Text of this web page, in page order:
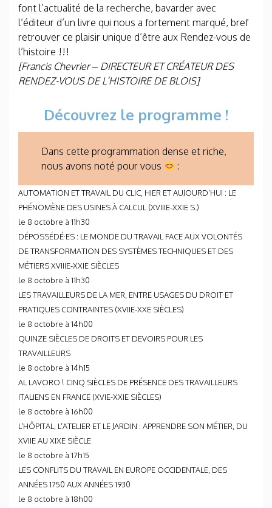
font l’actualité de la recherche, bavarder avec
l’éditeur d’un livre qui nous a fortement marqué, bref
retrouver ce plaisir unique d’être aux Rendez-vous de
l’histoire !!!
[Francis Chevrier – DIRECTEUR ET CRÉATEUR DES
RENDEZ-VOUS DE L’HISTOIRE DE BLOIS]
Découvrez le programme !
Dans cette programmation dense et riche,
nous avons noté pour vous
:
AUTOMATION ET TRAVAIL DU CLIC, HIER ET AUJOURD’HUI : LE
PHÉNOMÈNE DES USINES À CALCUL (XVIIIE-XXIE S.)
le 8 octobre à 11h30
DÉPOSSÉDÉ·ES : LE MONDE DU TRAVAIL FACE AUX VOLONTÉS
DE TRANSFORMATION DES SYSTÈMES TECHNIQUES ET DES
MÉTIERS XVIIIE-XXIE SIÈCLES
le 8 octobre à 11h30
LES TRAVAILLEURS DE LA MER, ENTRE USAGES DU DROIT ET
PRATIQUES CONTRAINTES (XVIIE-XXE SIÈCLES)
le 8 octobre à 14h00
QUINZE SIÈCLES DE DROITS ET DEVOIRS POUR LES
TRAVAILLEURS
le 8 octobre à 14h15
AL LAVORO ! CINQ SIÈCLES DE PRÉSENCE DES TRAVAILLEURS
ITALIENS EN FRANCE (XVIE-XXIE SIÈCLES)
le 8 octobre à 16h00
L’HÔPITAL, L’ATELIER ET LE JARDIN : APPRENDRE SON MÉTIER, DU
XVIIE AU XIXE SIÈCLE
le 8 octobre à 17h15
LES CONFLITS DU TRAVAIL EN EUROPE OCCIDENTALE, DES
ANNÉES 1750 AUX ANNÉES 1930
le 8 octobre à 18h00